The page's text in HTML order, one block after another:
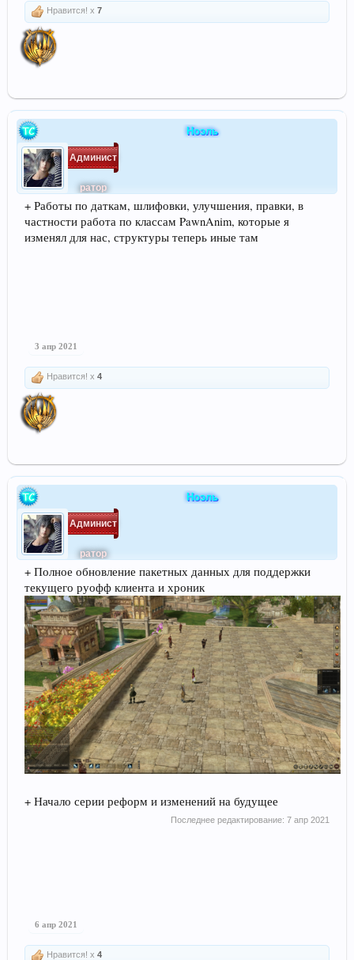
Нравится! x 7
Ноэль
Админист
ратор
+ Работы по даткам, шлифовки, улучшения, правки, в
частности работа по классам PawnAnim, которые я
изменял для нас, структуры теперь иные там
3 апр 2021
Нравится! x 4
Ноэль
Админист
ратор
+ Полное обновление пакетных данных для поддержки
текущего руофф клиента и хроник
+ Начало серии реформ и изменений на будущее
Последнее редактирование: 7 апр 2021
6 апр 2021
Нравится! x 4